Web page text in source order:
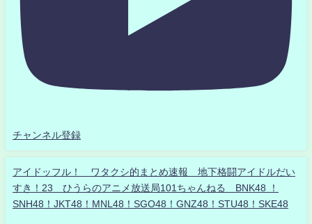
チャンネル登録
アイドッフル！ ワタクシ的まとめ速報 地下格闘アイドルだい
すき！23 ひうらのアニメ放送局101ちゃんねる BNK48 ！
SNH48！JKT48！MNL48！SGO48！GNZ48！STU48！SKE48